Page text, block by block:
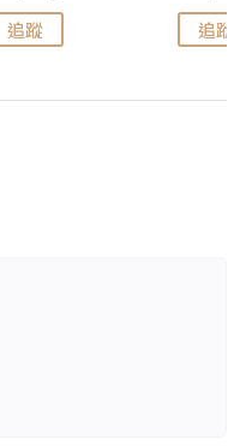
追蹤 追蹤